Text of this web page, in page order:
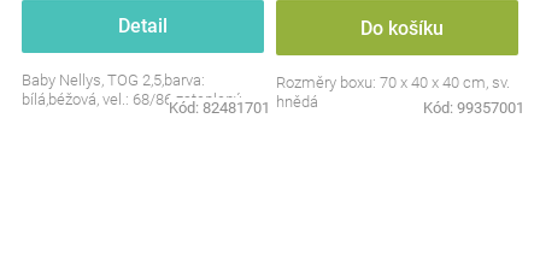
Detail
Baby Nellys, TOG 2,5,barva:
bílá,béžová, vel.: 68/86 zateplený
Kód: 82481701
Do košíku
Rozměry boxu: 70 x 40 x 40 cm, sv.
hnědá
Kód: 99357001